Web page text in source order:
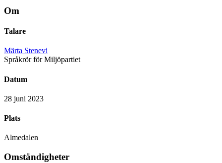
Om
Talare
Märta Stenevi
Språkrör för Miljöpartiet
Datum
28 juni 2023
Plats
Almedalen
Omständigheter